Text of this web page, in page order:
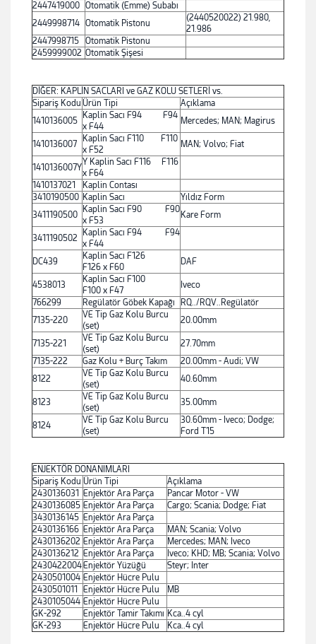
2447419000 Otomatik (Emme) Subabı
2449998714 Otomatik Pistonu
(2440520022) 21.980,
21.986
2447998715
Otomatik Pistonu
2459999002 Otomatik Şişesi
DİĞER: KAPLİN SACLARI ve GAZ KOLU SETLERİ vs.
Sipariş Kodu Ürün Tipi
Açıklama
1410136005
Kaplin Sacı F94 F94
x F44
Mercedes; MAN; Magirus
1410136007
Kaplin Sacı F110 F110
x F52
MAN; Volvo; Fiat
1410136007Y
Y Kaplin Sacı F116 F116
x F64
1410137021
Kaplin Contası
3410190500 Kaplin Sacı
Yıldız Form
3411190500
Kaplin Sacı F90 F90
x F53
Kare Form
3411190502
Kaplin Sacı F94 F94
x F44
DC439
Kaplin Sacı F126
F126 x F60
DAF
4538013
Kaplin Sacı F100
F100 x F47
Iveco
766299
Regülatör Göbek Kapağı
RQ../RQV..Regülatör
7135-220
VE Tip Gaz Kolu Burcu
(set)
20.00mm
7135-221
VE Tip Gaz Kolu Burcu
(set)
27.70mm
7135-222
Gaz Kolu + Burç Takım
20.00mm - Audi; VW
8122
VE Tip Gaz Kolu Burcu
(set)
40.60mm
8123
VE Tip Gaz Kolu Burcu
(set)
35.00mm
8124
VE Tip Gaz Kolu Burcu
(set)
30.60mm - Iveco; Dodge;
Ford T15
ENJEKTÖR DONANIMLARI
Sipariş Kodu Ürün Tipi
Açıklama
2430136031 Enjektör Ara Parça
Pancar Motor - VW
2430136085 Enjektör Ara Parça
Cargo; Scania; Dodge; Fiat
3430136145 Enjektör Ara Parça
2430136166 Enjektör Ara Parça
MAN; Scania; Volvo
2430136202 Enjektör Ara Parça
Mercedes; MAN; Iveco
2430136212 Enjektör Ara Parça
Iveco; KHD; MB; Scania; Volvo
2430422004Enjektör Yüzüğü
Steyr; Inter
2430501004 Enjektör Hücre Pulu
2430501011
Enjektör Hücre Pulu
MB
2430105044 Enjektör Hücre Pulu
GK-292
Enjektör Tamir Takımı Kca..4 cyl
GK-293
Enjektör Hücre Pulu Kca..4 cyl